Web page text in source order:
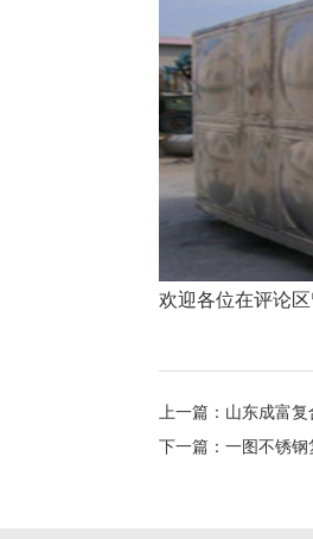
欢迎各位在评论区
上一篇：山东成富
下一篇：一图不锈